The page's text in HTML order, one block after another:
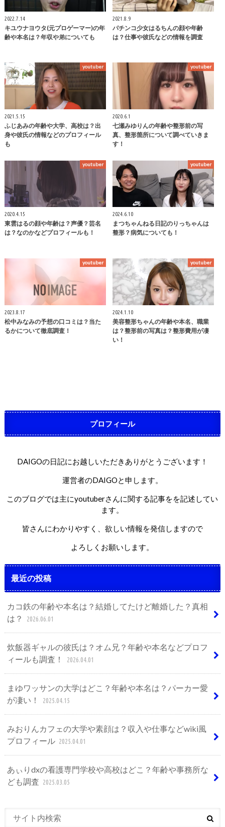
2022.7.14
キユウナヨウタ(元プロゲーマー)の年
齢や本名は？年収や弟についても
2021.8.9
パチンコ少女はるちんの顔や年齢
は？仕事や彼氏などの情報を調査
youtuber
2021.5.15
ふじあみの年齢や大学、高校は？出
身や彼氏の情報などのプロフィール
も
youtuber
2020.6.1
七瀬みゆりんの年齢や整形前の写
真、整形箇所について調べていきま
す！
youtuber
2020.4.15
東雲はるの顔や年齢は？声優？芸名
は？なのかなどプロフィールも！
youtuber
2024.6.10
まつちゃんねる日記のりっちゃんは
整形？病気についても！
youtuber
2023.8.17
松中みなみの予想の口コミは？当た
るかについて徹底調査！
youtuber
2024.1.10
美容整形ちゃんの年齢や本名、職業
は？整形前の写真は？整形費用が凄
い！
プロフィール
DAIGOの日記にお越しいただきありがとうございます！
運営者のDAIGOと申します。
このブログでは主にyoutuberさんに関する記事をを記述してい
ます。
皆さんにわかりやすく、欲しい情報を発信しますので
よろしくお願いします。
最近の投稿
カコ鉄の年齢や本名は？結婚してたけど離婚した？真相
は？
2026.06.01
炊飯器ギャルの彼氏は？オム兄？年齢や本名などプロフ
ィールも調査！
2026.04.01
まゆワッサンの大学はどこ？年齢や本名は？パーカー愛
が凄い！
2025.04.15
みおりんカフェの大学や素顔は？収入や仕事などwiki風
プロフィール 2025.04.01
あぃりdxの看護専門学校や高校はどこ？年齢や事務所な
ども調査 2025.03.05